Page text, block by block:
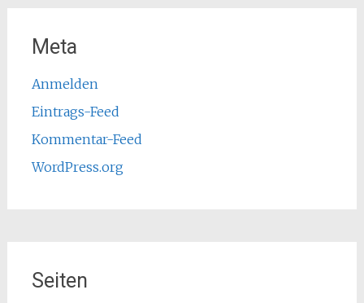
Meta
Anmelden
Eintrags-Feed
Kommentar-Feed
WordPress.org
Seiten